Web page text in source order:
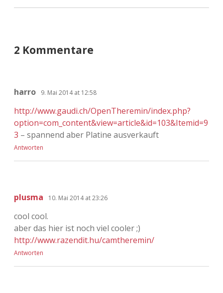
2 Kommentare
harro 9. Mai 2014 at 12:58
http://www.gaudi.ch/OpenTheremin/index.php?
option=com_content&view=article&id=103&Itemid=9
3 – spannend aber Platine ausverkauft
Antworten
plusma 10. Mai 2014 at 23:26
cool cool.
aber das hier ist noch viel cooler ;)
http://www.razendit.hu/camtheremin/
Antworten